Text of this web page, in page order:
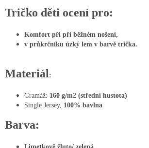
Tričko děti ocení pro:
Komfort při při běžném nošení,
v průkrčníku úzký lem v barvě trička.
Materiál :
Gramáž: 160 g/m2 (střední hustota)
Single Jersey, 100% bavlna
Barva: